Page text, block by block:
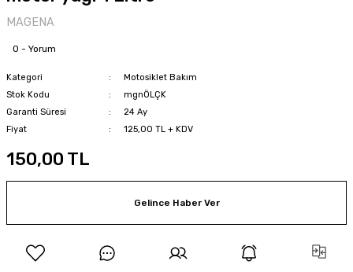
MAGENA
0 - Yorum
Kategori
Motosiklet Bakım
Stok Kodu
mgnÖLÇK
Garanti Süresi
24 Ay
Fiyat
125,00 TL + KDV
150,00 TL
Gelince Haber Ver